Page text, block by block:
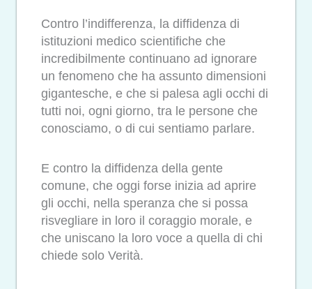
Contro l’indifferenza, la diffidenza di
istituzioni medico scientifiche che
incredibilmente continuano ad ignorare
un fenomeno che ha assunto dimensioni
gigantesche, e che si palesa agli occhi di
tutti noi, ogni giorno, tra le persone che
conosciamo, o di cui sentiamo parlare.
E contro la diffidenza della gente
comune, che oggi forse inizia ad aprire
gli occhi, nella speranza che si possa
risvegliare in loro il coraggio morale, e
che uniscano la loro voce a quella di chi
chiede solo Verità.